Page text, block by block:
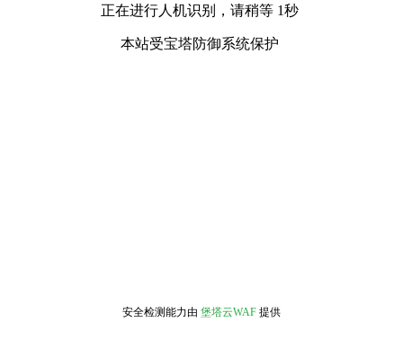
正在进行人机识别，请稍等 1秒
本站受宝塔防御系统保护
安全检测能力由 堡塔云WAF 提供